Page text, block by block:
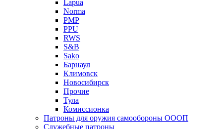
Lapua
Norma
PMP
PPU
RWS
S&B
Sako
Барнаул
Климовск
Новосибирск
Прочие
Тула
Комиссионка
Патроны для оружия самообороны ОООП
Служебные патроны